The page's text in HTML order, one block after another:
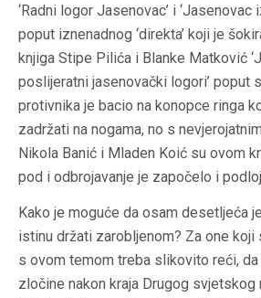
‘Radni logor Jasenovac’ i ‘Jasenovac
poput iznenadnog ‘direkta’ koji je
knjiga Stipe Pilića i Blanke Matković
poslijeratni jasenovački logori’ poput
protivnika je bacio na konopce ringa
zadržati na nogama, no s
Nikola Banić i Mladen Koić su ovom
pod i odbrojavanje je započelo i
Kako je moguće da osam desetljeća
istinu držati zarobljenom? Za one
s ovom temom treba slikovito reći,
zločine nakon kraja Drugog svjetskog